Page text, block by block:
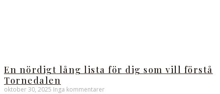
En nördigt lång lista för dig som vill förstå
Tornedalen
oktober 30, 2025 Inga kommentarer